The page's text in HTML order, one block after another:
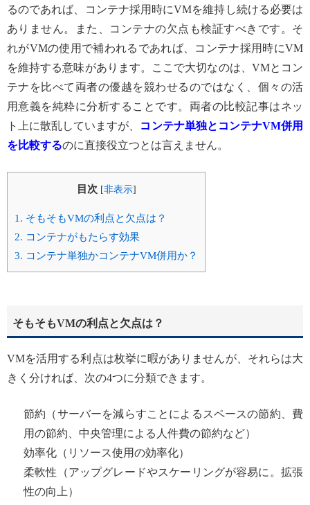
るのであれば、コンテナ採用時にVMを維持し続ける必要は
ありません。また、コンテナの欠点も検証すべきです。そ
れがVMの使用で補われるであれば、コンテナ採用時にVM
を維持する意味があります。ここで大切なのは、VMとコン
テナを比べて両者の優越を競わせるのではなく、個々の活
用意義を純粋に分析することです。両者の比較記事はネッ
ト上に散乱していますが、 コンテナ単独とコンテナVM併用
を比較するのに直接役立つとは言えません。
目次 [非表示]
1. そもそもVMの利点と欠点は？
2. コンテナがもたらす効果
3. コンテナ単独かコンテナVM併用か？
そもそもVMの利点と欠点は？
VMを活用する利点は枚挙に暇がありませんが、それらは大
きく分ければ、次の4つに分類できます。
節約（サーバーを減らすことによるスペースの節約、費
用の節約、中央管理による人件費の節約など）
効率化（リソース使用の効率化）
柔軟性（アップグレードやスケーリングが容易に。拡張
性の向上）